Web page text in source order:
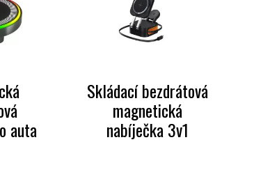
auta
Skládací bezdrátová
magnetická
nabíječka 3v1